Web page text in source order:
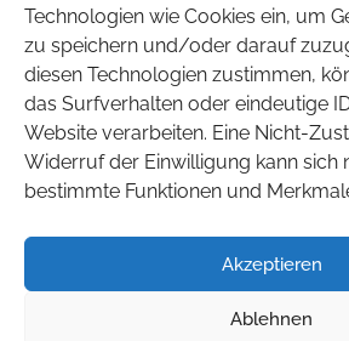
Technologien wie Cookies ein, um
zu speichern und/oder darauf
diesen Technologien zustimmen,
das Surfverhalten oder eindeutige
Website verarbeiten. Eine Nicht-
Widerruf der Einwilligung kann sich
bestimmte Funktionen und
Akzeptieren
Ablehnen
Mecklenburg-Vorpommern
Niedersachsen
Nordrhein-Westfalen
Rheinland-Pfalz
Saarland